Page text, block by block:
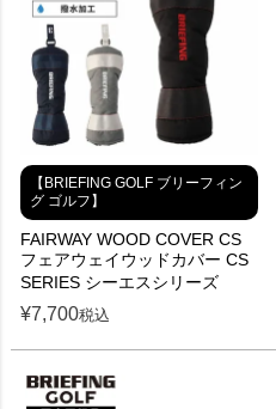
【BRIEFING GOLF ブリーフィン
グ ゴルフ】
FAIRWAY WOOD COVER CS
フェアウェイウッドカバー CS
SERIES シーエスシリーズ
¥7,700税込